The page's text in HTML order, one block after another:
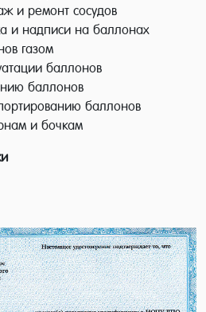
и ремонт сосудов
и надписи на баллонах
газом
баллонов
баллонов
баллонов
и бочкам